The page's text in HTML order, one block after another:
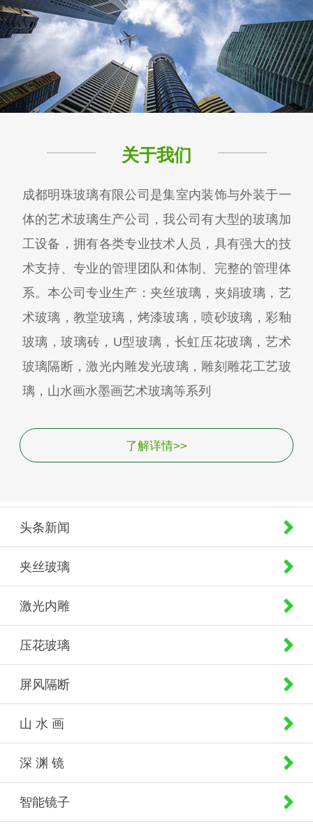
关于我们
成都明珠玻璃有限公司是集室内装饰与外装于一
体的艺术玻璃生产公司，我公司有大型的玻璃加
工设备，拥有各类专业技术人员，具有强大的技
术支持、专业的管理团队和体制、完整的管理体
系。本公司专业生产：夹丝玻璃，夹娟玻璃，艺
术玻璃，教堂玻璃，烤漆玻璃，喷砂玻璃，彩釉
玻璃，玻璃砖，U型玻璃，长虹压花玻璃，艺术
玻璃隔断，激光内雕发光玻璃，雕刻雕花工艺玻
璃，山水画水墨画艺术玻璃等系列
了解详情>>
头条新闻
夹丝玻璃
激光内雕
压花玻璃
屏风隔断
山 水 画
深 渊 镜
智能镜子